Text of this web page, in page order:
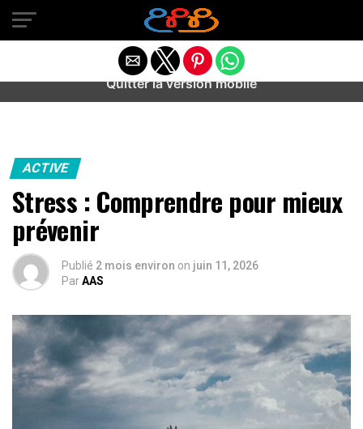
Warning
: preg_match(): Unknown modifier '/' in
/home/u589487443/domains/aideanxietestress.fr/
content/plugins/idev-post-views/includes/class-bots.php
ACTIVE
Stress : Comprendre pour mieux
prévenir
Publié 2 mois environ on juin 11, 2026
ParAAS
Quitter la version mobile